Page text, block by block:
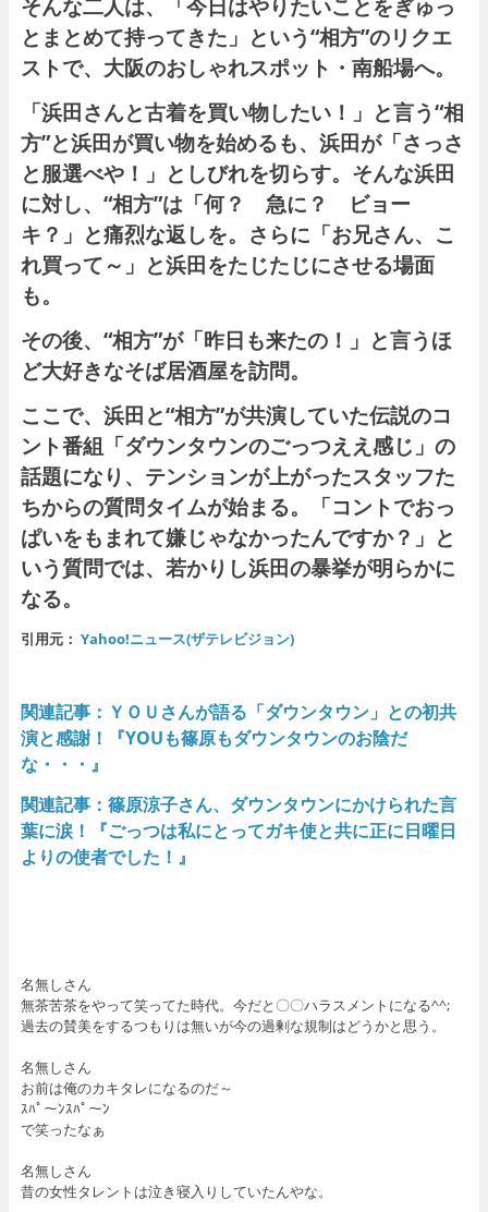
そんな二人は、「今日はやりたいことをぎゅっ
とまとめて持ってきた」という“相方”のリクエ
ストで、大阪のおしゃれスポット・南船場へ。
「浜田さんと古着を買い物したい！」と言う“相
方”と浜田が買い物を始めるも、浜田が「さっさ
と服選べや！」としびれを切らす。そんな浜田
に対し、“相方”は「何？ 急に？ ビョー
キ？」と痛烈な返しを。さらに「お兄さん、こ
れ買って～」と浜田をたじたじにさせる場面
も。
その後、“相方”が「昨日も来たの！」と言うほ
ど大好きなそば居酒屋を訪問。
ここで、浜田と“相方”が共演していた伝説のコ
ント番組「ダウンタウンのごっつええ感じ 」の
話題になり、テンションが上がったスタッフた
ちからの質問タイムが始まる。「コントでおっ
ぱいをもまれて嫌じゃなかったんですか？」と
いう質問では、若かりし浜田の暴挙が明らかに
なる。
引用元： Yahoo!ニュース(ザテレビジョン)
関連記事：ＹＯＵさんが語る「ダウンタウン」との初共
演と感謝！『YOUも篠原もダウンタウンのお陰だ
な・・・』
関連記事： 篠原涼子さん、ダウンタウンにかけられた言
葉に涙！『ごっつは私にとってガキ使と共に正に日曜日
よりの使者でした！』
名無しさん
無茶苦茶をやって笑ってた時代。今だと〇〇ハラスメントになる^^;
過去の賛美をするつもりは無いが今の過剰な規制はどうかと思う。
名無しさん
お前は俺のカキタレになるのだ～
ｽﾊﾟ～ﾝｽﾊﾟ～ﾝ
で笑ったなぁ
名無しさん
昔の女性タレントは泣き寝入りしていたんやな。